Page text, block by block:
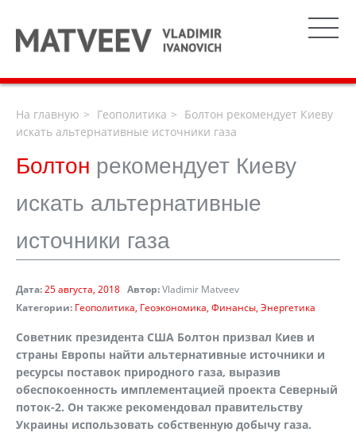
На главную Геополитика
Болтон рекомендует Киеву
искать альтернативные источники газа
Болтон рекомендует Киеву
искать альтернативные
источники газа
Дата:25 августа, 2018 Автор:Vladimir Matveev
Категории: Геополитика Геоэкономика Финансы Энергетика
Советник президента США Болтон призвал Киев и
страны Европы найти альтернативные источники и
ресурсы поставок природного газа, выразив
обеспокоенность имплементацией проекта Северный
поток-2. Он также рекомендовал правительству
Украины использовать собственную добычу газа.